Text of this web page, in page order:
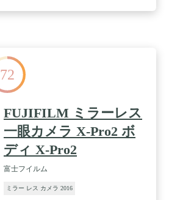
72
FUJIFILM ミラーレス
一眼カメラ X-Pro2 ボ
ディ X-Pro2
富士フイルム
ミラー レス カメラ 2016